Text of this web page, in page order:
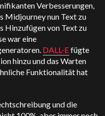
Verbesserungen,
Midjourney nun Text zu
Hinzufügen von Text zu
war eine
DALL-Efügte
hinzu und das Warten
Funktionalität hat
und die